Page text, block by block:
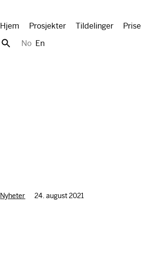
Hjem Prosjekter Tildelinger
No En
Nyheter 24. august 2021